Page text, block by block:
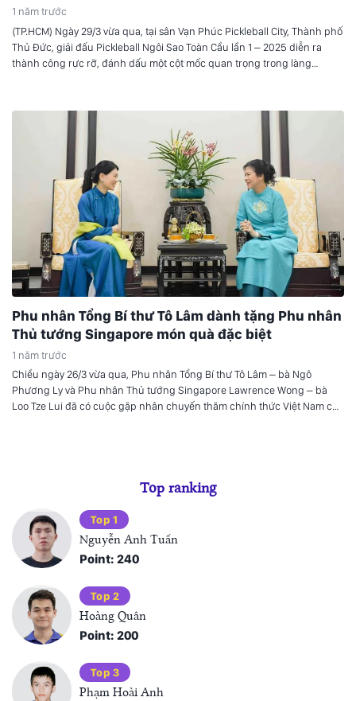
1 năm trước
(TP.HCM) Ngày 29/3 vừa qua, tại sân Vạn Phúc Pickleball City, Thành phố
Thủ Đức, giải đấu Pickleball Ngôi Sao Toàn Cầu lần 1 – 2025 diễn ra
thành công rực rỡ, đánh dấu một cột mốc quan trọng trong làng
viên trên sàn đấu. Đồng thời, góp phần khẳng định vị thế của môn thể
thao đầy tiềm năng này tại Việt Nam.
Phu nhân Tổng Bí thư Tô Lâm dành tặng Phu nhân
Thủ tướng Singapore món quà đặc biệt
1 năm trước
Chiều ngày 26/3 vừa qua, Phu nhân Tổng Bí thư Tô Lâm – bà Ngô
Phương Ly và Phu nhân Thủ tướng Singapore Lawrence Wong – bà
Loo Tze Lui đã có cuộc gặp nhân chuyến thăm chính thức Việt Nam của
Top ranking
Top 1
Nguyễn Anh Tuấn
Point: 240
Top 2
Hoàng Quân
Point: 200
Top 3
Phạm Hoài Anh